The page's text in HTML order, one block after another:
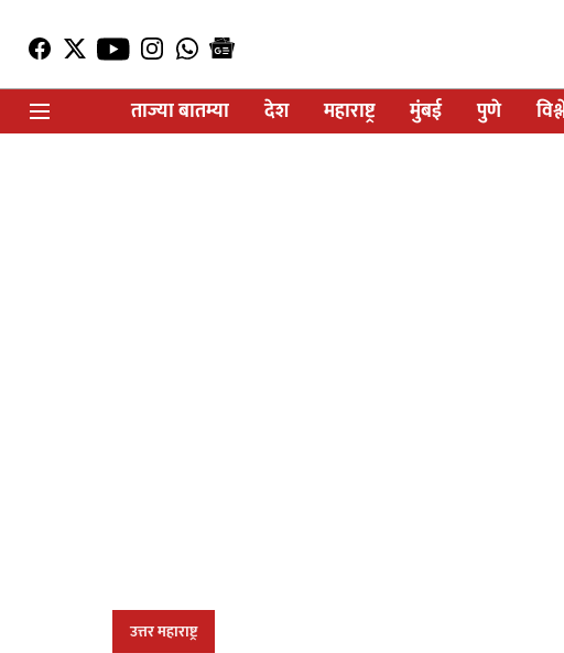
ताज्या बातम्या
देश महाराष्ट्र मुंबई पुणे
उत्तर महाराष्ट्र